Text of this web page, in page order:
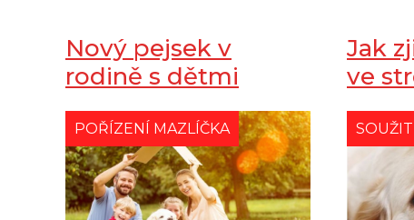
Nový pejsek v
rodině s dětmi
POŘÍZENÍ MAZLÍČKA
Jak
ve